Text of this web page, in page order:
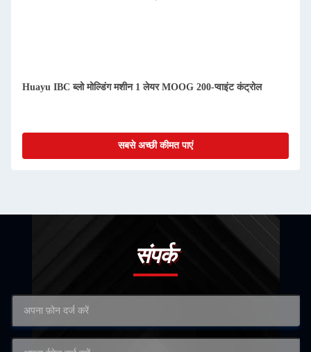
Huayu IBC ब्लो मोल्डिंग मशीन 1 लेयर MOOG 200-प्वाइंट कंट्रोल
सबसे अच्छी कीमत पाएं
संपर्क